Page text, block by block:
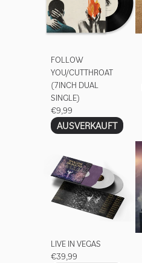
FOLLOW
YOU/CUTTHROAT
(7INCH DUAL
SINGLE)
€9,99
AUSVERKAUFT
LIVE IN VEGAS
€39,99